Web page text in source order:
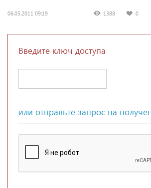
06.05.2011 09:19 1388 0
Введите ключ доступа
или отправьте запрос на